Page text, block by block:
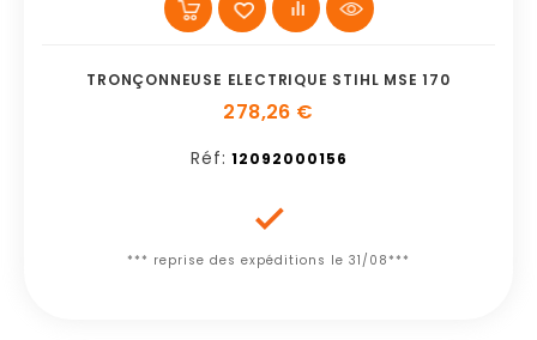
TRONÇONNEUSE ELECTRIQUE STIHL MSE 170
278,26 €
Réf: 12092000156

*** reprise des expéditions le 31/08***